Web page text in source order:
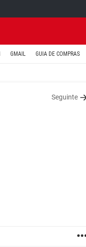
GMAIL GUIA DE COMPRAS
Seguinte